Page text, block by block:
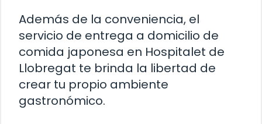
Además de la conveniencia, el
servicio de entrega a domicilio de
comida japonesa en Hospitalet de
Llobregat te brinda la libertad de
crear tu propio ambiente
gastronómico.